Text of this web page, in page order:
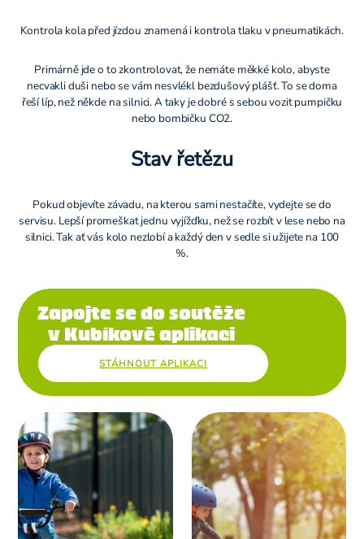
Kontrola kola před jízdou znamená i kontrola tlaku v pneumatikách.
Primárně jde o to zkontrolovat, že nemáte měkké kolo, abyste
necvakli duši nebo se vám nesvlékl bezdušový plášť. To se doma
řeší líp, než někde na silnici. A taky je dobré s sebou vozit pumpičku
nebo bombičku CO2.
Stav řetězu
Pokud objevíte závadu, na kterou sami nestačíte, vydejte se do
servisu. Lepší promeškat jednu vyjížďku, než se rozbít v lese nebo na
silnici. Tak ať vás kolo nezlobí a každý den v sedle si užijete na 100
%.
Zapojte se do soutěže
v Kubíkově aplikaci
STÁHNOUT APLIKACI